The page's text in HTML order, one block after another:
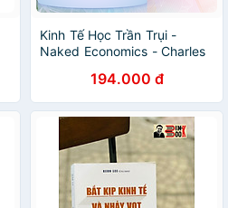
Kinh Tế Học Trần Trụi -
Naked Economics - Charles
194.000 đ